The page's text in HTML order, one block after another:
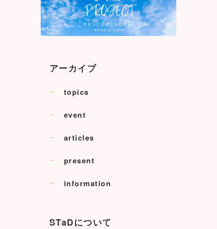
アーカイブ
topics
event
articles
present
information
STaDについて